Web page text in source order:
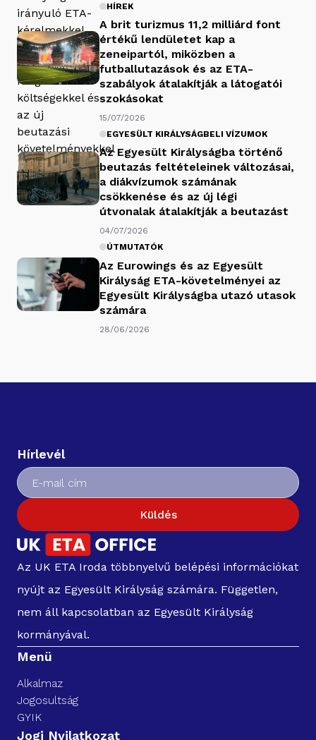
HÍREK
A brit turizmus 11,2 milliárd font
értékű lendületet kap a
zeneipartól, miközben a
futballutazások és az ETA-
szabályok átalakítják a látogatói
szokásokat
15/07/2026
EGYESÜLT KIRÁLYSÁGBELI VÍZUMOK
Az Egyesült Királyságba történő
beutazás feltételeinek változásai,
a diákvízumok számának
csökkenése és az új légi
útvonalak átalakítják a beutazást
04/07/2026
ÚTMUTATÓK
Az Eurowings és az Egyesült
Királyság ETA-követelményei az
Egyesült Királyságba utazó utasok
számára
28/06/2026
Hírlevél
Küldés
Az UK ETA Iroda többnyelvű belépési információkat
nyújt az Egyesült Királyság számára. Független,
nem áll kapcsolatban az Egyesült Királyság
kormányával.
Menü
Alkalmaz
Jogosultság
GYIK
Jogi Nyilatkozat